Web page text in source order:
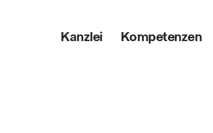
Kanzlei Kompetenzen